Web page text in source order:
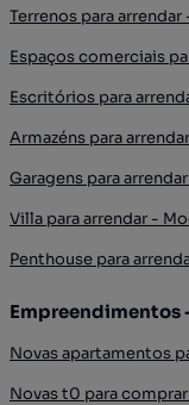
Terrenos para
Espaços comerciais
Escritórios para
Armazéns para
Garagens para
Villa para arrendar -
Penthouse para
Empreendimentos
Novas apartamentos
Novas t0 para